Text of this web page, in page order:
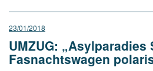
23/01/2018
UMZUG: „Asylparadies
Fasnachtswagen